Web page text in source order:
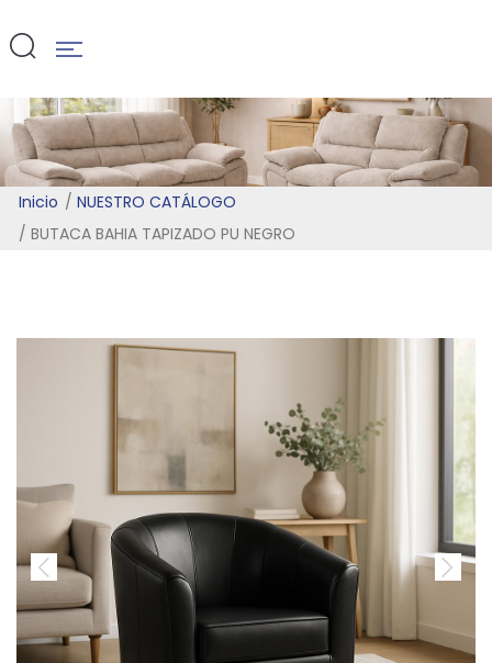
PU NEGRO
Inicio
NUESTRO CATÁLOGO
BUTACA BAHIA TAPIZADO PU NEGRO